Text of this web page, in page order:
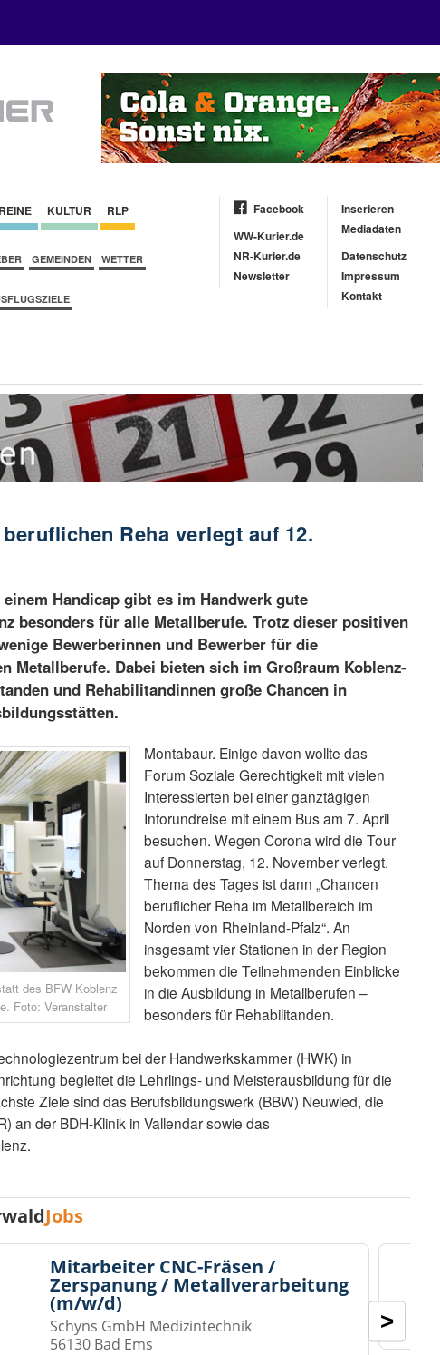
KULTUR RLP
GEMEINDEN WETTER
Facebook
WW-Kurier.de
NR-Kurier.de
Newsletter
Inserieren
Mediadaten
Datenschutz
Impressum
Kontakt
Reha verlegt auf 12.
Handicap gibt es im Handwerk gute
besonders für alle Metallberufe. Trotz dieser positiven
Bewerberinnen und Bewerber für die
Metallberufe. Dabei bieten sich im Großraum Koblenz-
und Rehabilitandinnen große Chancen in
des BFW Koblenz
Foto: Veranstalter
Montabaur. Einige davon wollte das
Forum Soziale Gerechtigkeit mit vielen
Interessierten bei einer ganztägigen
Inforundreise mit einem Bus am 7. April
besuchen. Wegen Corona wird die Tour
auf Donnerstag, 12. November verlegt.
Thema des Tages ist dann „Chancen
beruflicher Reha im Metallbereich im
Norden von Rheinland-Pfalz“. An
insgesamt vier Stationen in der Region
bekommen die Teilnehmenden Einblicke
in die Ausbildung in Metallberufen –
besonders für Rehabilitanden.
bei der Handwerkskammer (HWK) in
begleitet die Lehrlings- und Meisterausbildung für die
Ziele sind das Berufsbildungswerk (BBW) Neuwied, die
an der BDH-Klinik in Vallendar sowie das
Jobs
Mitarbeiter CNC-Fräsen /
Zerspanung / Metallverarbeitung
(m/w/d)
Schyns GmbH Medizintechnik
56130 Bad Ems
>